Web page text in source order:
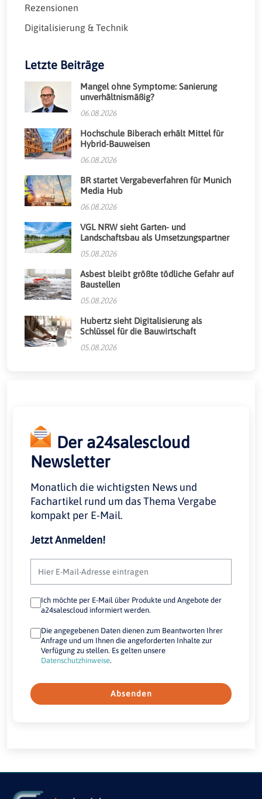
Rezensionen
Digitalisierung & Technik
Letzte Beiträge
Mangel ohne Symptome: Sanierung
unverhältnismäßig?
06.08.2026
Hochschule Biberach erhält Mittel für
Hybrid-Bauweisen
06.08.2026
BR startet Vergabeverfahren für Munich
Media Hub
06.08.2026
VGL NRW sieht Garten- und
Landschaftsbau als Umsetzungspartner
05.08.2026
Asbest bleibt größte tödliche Gefahr auf
Baustellen
05.08.2026
Hubertz sieht Digitalisierung als
Schlüssel für die Bauwirtschaft
05.08.2026
Der a24salescloud
Newsletter
Monatlich die wichtigsten News und
Fachartikel rund um das Thema Vergabe
kompakt per E-Mail.
Jetzt Anmelden!
Ich möchte per E-Mail über Produkte und Angebote der
a24salescloud informiert werden.
Die angegebenen Daten dienen zum Beantworten Ihrer
Anfrage und um Ihnen die angeforderten Inhalte zur
Verfügung zu stellen. Es gelten unsere
Datenschutzhinweise.
Absenden